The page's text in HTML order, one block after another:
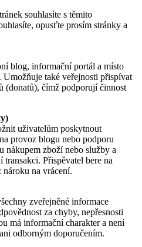
souhlasíte s těmito
opusťte prosím stránky a
blog, informační portál a místo
také veřejnosti přispívat
(donatů), čímž podporují činnost
uživatelům poskytnout
provoz blogu nebo podporu
nákupem zboží nebo služby a
Přispěvatel bere na
nároku na vrácení.
zveřejněné informace
za chyby, nepřesnosti
má informační charakter a není
odborným doporučením.